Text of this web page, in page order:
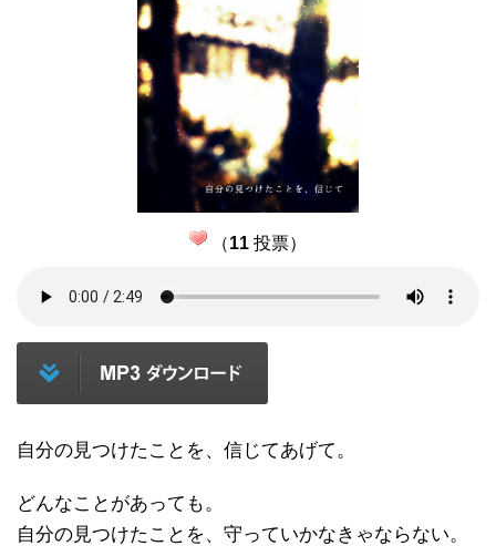
（11 投票）
自分の見つけたことを、信じてあげて。
どんなことがあっても。
自分の見つけたことを、守っていかなきゃならない。